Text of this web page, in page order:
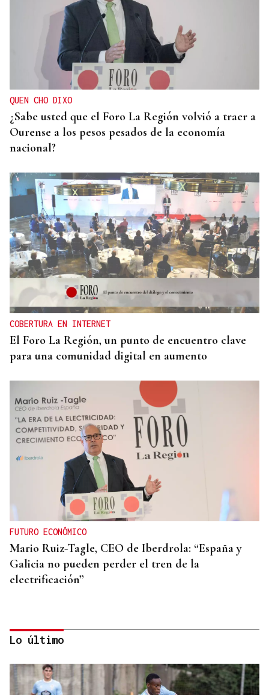
QUEN CHO DIXO
¿Sabe usted que el Foro La Región volvió a traer a
Ourense a los pesos pesados de la economía
nacional?
COBERTURA EN INTERNET
El Foro La Región, un punto de encuentro clave
para una comunidad digital en aumento
FUTURO ECONÓMICO
Mario Ruiz-Tagle, CEO de Iberdrola: “España y
Galicia no pueden perder el tren de la
electrificación”
Lo último